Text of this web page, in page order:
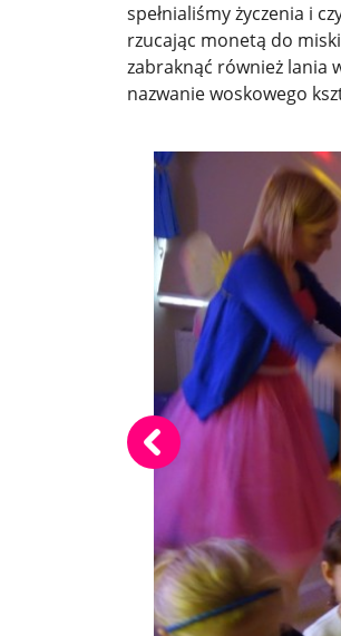
spełnialiśmy życzenia i
rzucając monetą do
zabraknąć również lania
nazwanie woskowego